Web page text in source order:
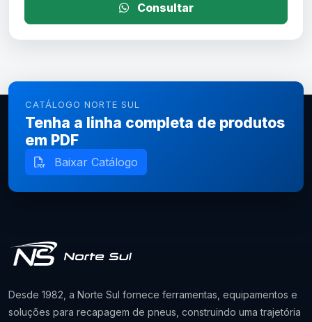
Consultar
CATÁLOGO NORTE SUL
Tenha a linha completa de produtos
em PDF
Baixar Catálogo
Desde 1982, a Norte Sul fornece ferramentas, equipamentos e
soluções para recapagem de pneus, construindo uma trajetória